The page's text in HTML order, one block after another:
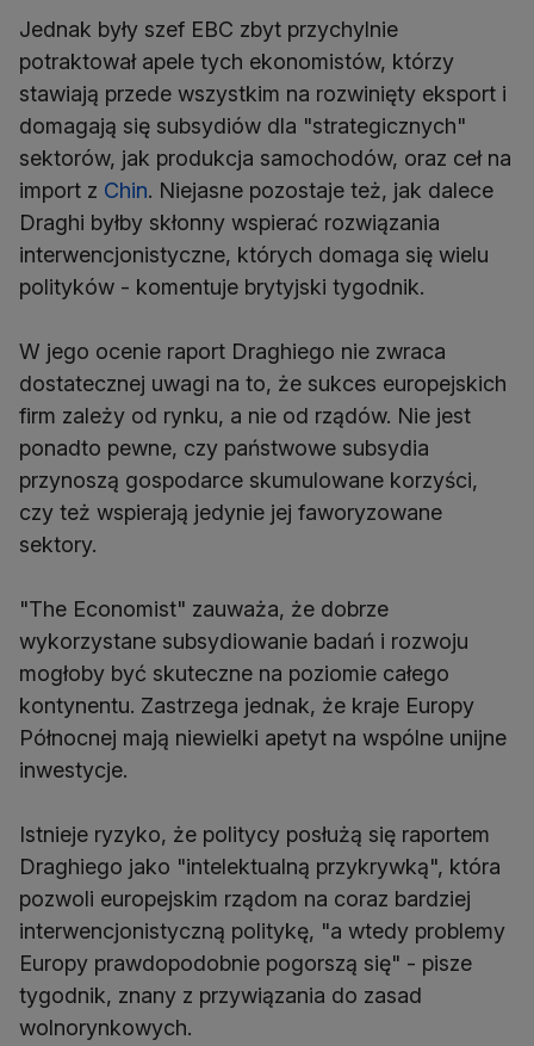
Jednak były szef EBC zbyt przychylnie
potraktował apele tych ekonomistów, którzy
stawiają przede wszystkim na rozwinięty eksport i
domagają się subsydiów dla "strategicznych"
sektorów, jak produkcja samochodów, oraz ceł na
import z Chin. Niejasne pozostaje też, jak dalece
Draghi byłby skłonny wspierać rozwiązania
interwencjonistyczne, których domaga się wielu
polityków - komentuje brytyjski tygodnik.
W jego ocenie raport Draghiego nie zwraca
dostatecznej uwagi na to, że sukces europejskich
firm zależy od rynku, a nie od rządów. Nie jest
ponadto pewne, czy państwowe subsydia
przynoszą gospodarce skumulowane korzyści,
czy też wspierają jedynie jej faworyzowane
sektory.
"The Economist" zauważa, że dobrze
wykorzystane subsydiowanie badań i rozwoju
mogłoby być skuteczne na poziomie całego
kontynentu. Zastrzega jednak, że kraje Europy
Północnej mają niewielki apetyt na wspólne unijne
inwestycje.
Istnieje ryzyko, że politycy posłużą się raportem
Draghiego jako "intelektualną przykrywką", która
pozwoli europejskim rządom na coraz bardziej
interwencjonistyczną politykę, "a wtedy problemy
Europy prawdopodobnie pogorszą się" - pisze
tygodnik, znany z przywiązania do zasad
wolnorynkowych.